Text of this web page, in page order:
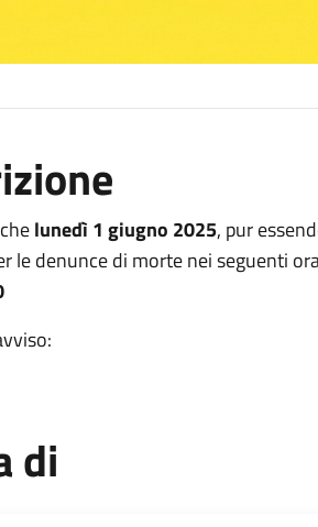
lunedì 1 giugno 2025, pur
le denunce di morte nei seguenti
di